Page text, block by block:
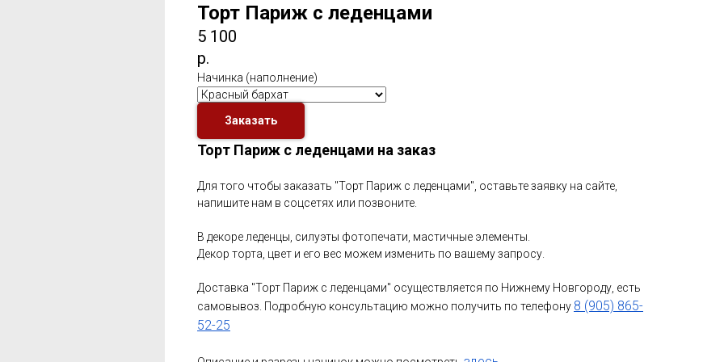
Торт Париж с леденцами
5 100
р.
Начинка (наполнение)
Заказать
Торт Париж с леденцами на заказ
Для того чтобы заказать "Торт Париж с леденцами", оставьте заявку на сайте,
напишите нам в соцсетях или позвоните.
В декоре леденцы, силуэты фотопечати, мастичные элементы.
Декор торта, цвет и его вес можем изменить по вашему запросу.
Доставка "Торт Париж с леденцами" осуществляется по Нижнему Новгороду, есть
самовывоз. Подробную консультацию можно получить по телефону 8 (905) 865-
52-25